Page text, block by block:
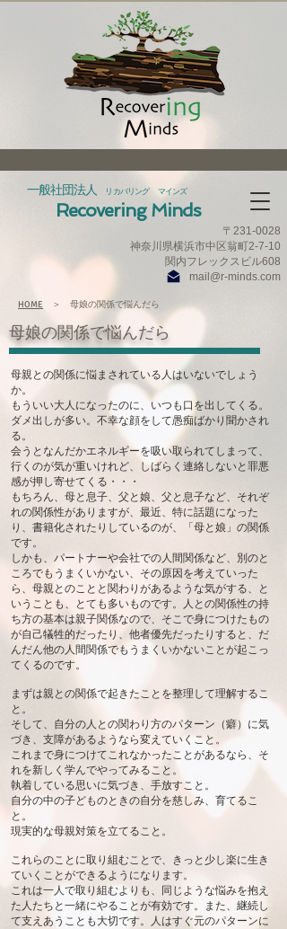
一般社団法人 リカバリング マインズ
Recovering Minds
〒231‐0028
神奈川県横浜市中区翁町2-7-10
​関内フレックスビル608
mail@r-minds.com
HOME ＞ 母娘の関係で悩んだら
​母娘の関係で悩んだら
母親との関係に悩まされている人はいないでしょう
か。
もういい大人になったのに、いつも口を出してくる。
ダメ出しが多い。不幸な顔をして愚痴ばかり聞かされ
る。
会うとなんだかエネルギーを吸い取られてしまって、
行くのが気が重いけれど、しばらく連絡しないと罪悪
感が押し寄せてくる・・・
もちろん、母と息子、父と娘、父と息子など、それぞ
れの関係性がありますが、最近、特に話題になった
り、書籍化されたりしているのが、「母と娘」の関係
です。
しかも、パートナーや会社での人間関係など、別のと
ころでもうまくいかない、その原因を考えていった
ら、母親とのことと関わりがあるような気がする、と
いうことも、とても多いものです。人との関係性の持
ち方の基本は親子関係なので、そこで身につけたもの
が自己犠牲的だったり、他者優先だったりすると、だ
んだん他の人間関係でもうまくいかないことが起こっ
てくるのです。
まずは親との関係で起きたことを整理して理解するこ
と。
そして、自分の人との関わり方のパターン（癖）に気
づき、支障があるようなら変えていくこと。
これまで身につけてこれなかったことがあるなら、そ
れを新しく学んでやってみること。
執着している思いに気づき、手放すこと。
自分の中の子どものときの自分を慈しみ、育てるこ
と。
現実的な母親対策を立てること。
これらのことに取り組むことで、きっと少し楽に生き
ていくことができるようになります。
これは一人で取り組むよりも、同じような悩みを抱え
た人たちと一緒にやることが有効です。また、継続し
て支えあうことも大切です。人はすぐ元のパターンに